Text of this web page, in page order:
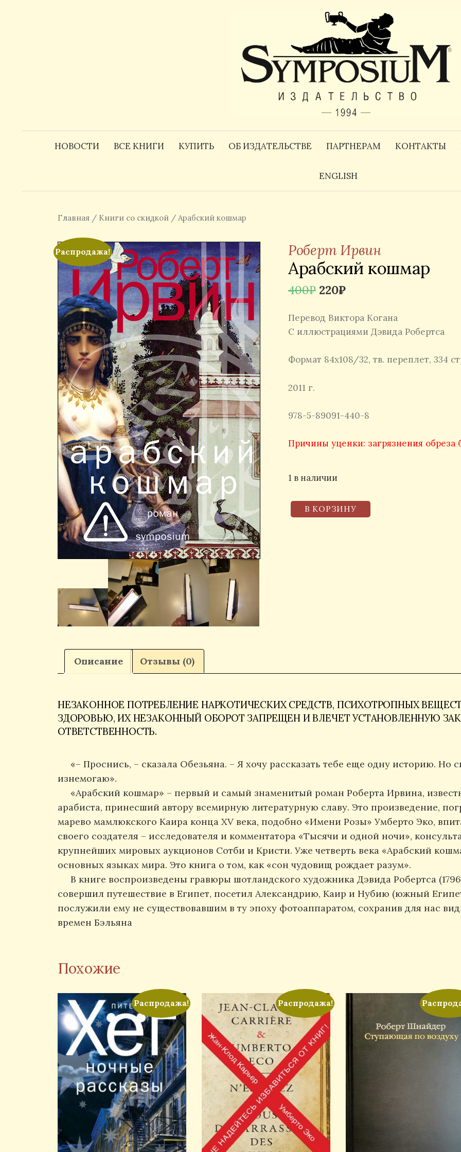
НОВОСТИ ВСЕ КНИГИ КУПИТЬ ОБ ИЗДАТЕЛЬСТВЕ ПАРТНЕРАМ КОНТАКТЫ
ENGLISH
Главная / Книги со скидкой / Арабский кошмар
Распродажа! Роберт Ирвин
Арабский кошмар
400₽ Первоначальная
составляла
220₽Текущая
220₽.
Перевод Виктора Когана
С иллюстрациями Дэвида Робертса
Формат 84х108/32, тв. переплет, 334
2011 г.
978-5-89091-440-8
Причины уценки: загрязнения обреза
1 в наличии
В КОРЗИНУ
Описание Отзывы (0)
НЕЗАКОННОЕ ПОТРЕБЛЕНИЕ НАРКОТИЧЕСКИХ СРЕДСТВ, ПСИХОТРОПНЫХ
ЗДОРОВЬЮ, ИХ НЕЗАКОННЫЙ ОБОРОТ ЗАПРЕЩЕН И ВЛЕЧЕТ УСТАНОВЛЕННУЮ
ОТВЕТСТВЕННОСТЬ.
«– Проснись, – сказала Обезьяна. – Я хочу рассказать тебе еще одну историю. Но
изнемогаю».
«Арабский кошмар» – первый и самый знаменитый роман Роберта Ирвина,
арабиста, принесший автору всемирную литературную славу. Это произведение,
марево мамлюкского Каира конца XV века, подобно «Имени Розы» Умберто Эко,
своего создателя – исследователя и комментатора «Тысячи и одной ночи»,
крупнейших мировых аукционов Сотби и Кристи. Уже четверть века «Арабский
основных языках мира. Это книга о том, как «сон чудовищ рождает разум».
В книге воспроизведены гравюры шотландского художника Дэвида Робертса
совершил путешествие в Египет, посетил Александрию, Каир и Нубию (южный
послужили ему не существовавшим в ту эпоху фотоаппаратом, сохранив для нас
времен Бэльяна
Похожие
Распродажа! Распродажа!